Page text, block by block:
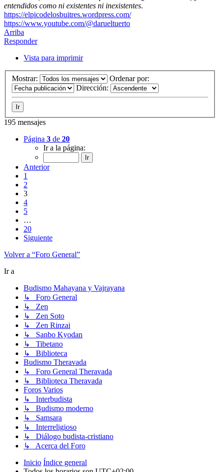
entendidos como ni existentes ni inexistentes.
https://elpicodelosbuitres.wordpress.com/
https://www.youtube.com/@darueltuerto
Arriba
Responder
Vista para imprimir
Mostrar:
Ordenar por:
Dirección:
195 mensajes
Página 3 de 20
Ir a la página:
Anterior
1
2
3
4
5
…
20
Siguiente
Volver a “Foro General”
Ir a
Budismo Mahayana y Vajrayana
↳ Foro General
↳ Zen
↳ Zen Soto
↳ Zen Rinzai
↳ Sanbo Kyodan
↳ Tibetano
↳ Biblioteca
Budismo Theravada
↳ Foro General Theravada
↳ Biblioteca Theravada
Foros Varios
↳ Interbudista
↳ Budismo moderno
↳ Samsara
↳ Interreligioso
↳ Diálogo budista-cristiano
↳ Acerca del Foro
Inicio Índice general